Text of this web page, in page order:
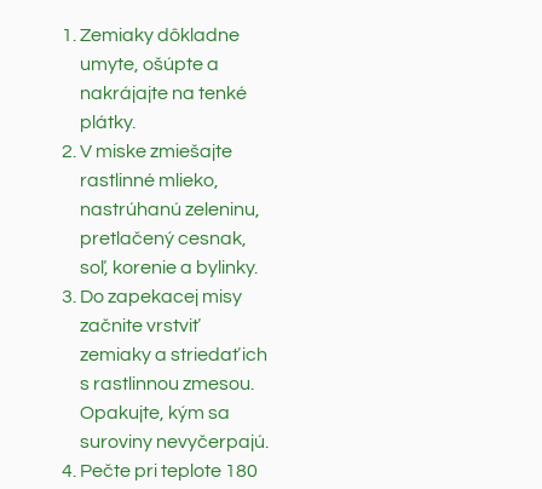
Zemiaky dôkladne
umyte, ošúpte a
nakrájajte na tenké
plátky.
V miske zmiešajte
rastlinné mlieko,
nastrúhanú zeleninu,
pretlačený cesnak,
soľ, korenie a bylinky.
Do zapekacej misy
začnite vrstviť
zemiaky a striedať ich
s rastlinnou zmesou.
Opakujte, kým sa
suroviny nevyčerpajú.
Pečte pri teplote 180